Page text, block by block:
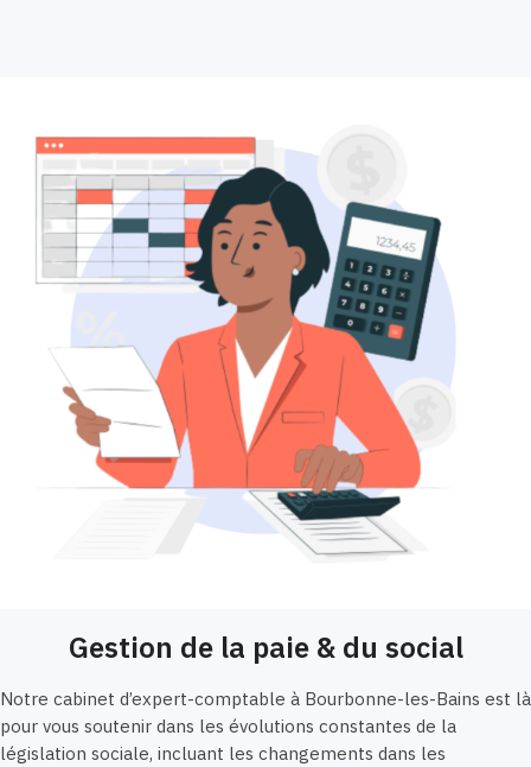
Gestion de la paie & du social
Notre cabinet d’expert-comptable à Bourbonne-les-Bains est là
pour vous soutenir dans les évolutions constantes de la
législation sociale, incluant les changements dans les